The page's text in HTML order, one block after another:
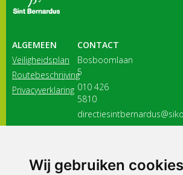
Wij gebruiken cookies
ALGEMEEN
Veiligheidsplan
Routebeschrijving
Privacyverklaring
CONTACT
Bosboomlaan
5
010 426
5810
3116 JB
ONDERDEEL VAN